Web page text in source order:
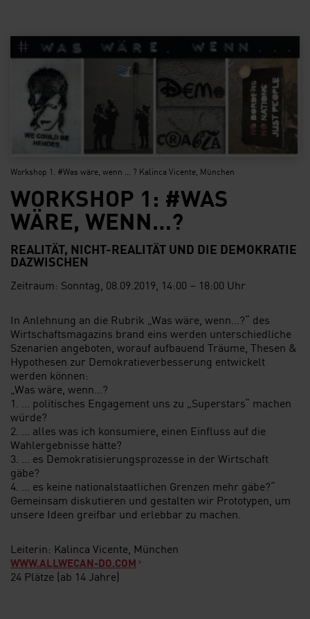
Workshop 1. #Was wäre, wenn … ? Kalinca Vicente, München
WORKSHOP 1: #WAS
WÄRE, WENN…?
REALITÄT, NICHT-REALITÄT UND DIE DEMOKRATIE
DAZWISCHEN
Zeitraum: Sonntag, 08.09.2019, 14:00 – 18:00 Uhr
In Anlehnung an die Rubrik „Was wäre, wenn…?“ des
Wirtschaftsmagazins brand eins werden unterschiedliche
Szenarien angeboten, worauf aufbauend Träume, Thesen &
Hypothesen zur Demokratieverbesserung entwickelt
werden können:
„Was wäre, wenn…?
1. … politisches Engagement uns zu „Superstars“ machen
würde?
2. … alles was ich konsumiere, einen Einfluss auf die
Wahlergebnisse hätte?
3. … es Demokratisierungsprozesse in der Wirtschaft
gäbe?
4. … es keine nationalstaatlichen Grenzen mehr gäbe?“
Gemeinsam diskutieren und gestalten wir Prototypen, um
unsere Ideen greifbar und erlebbar zu machen.
Leiterin: Kalinca Vicente, München
WWW.ALLWECAN-DO.COM
24 Plätze (ab 14 Jahre)